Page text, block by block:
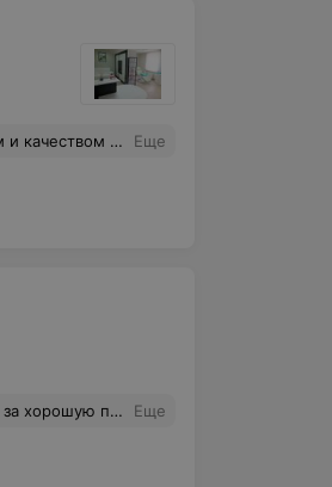
Спасибо большое) Еще
бровей и ресничек . Еще